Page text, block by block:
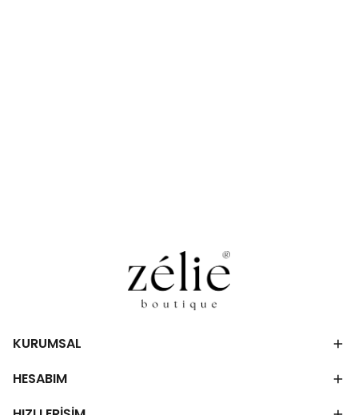
KURUMSAL
HESABIM